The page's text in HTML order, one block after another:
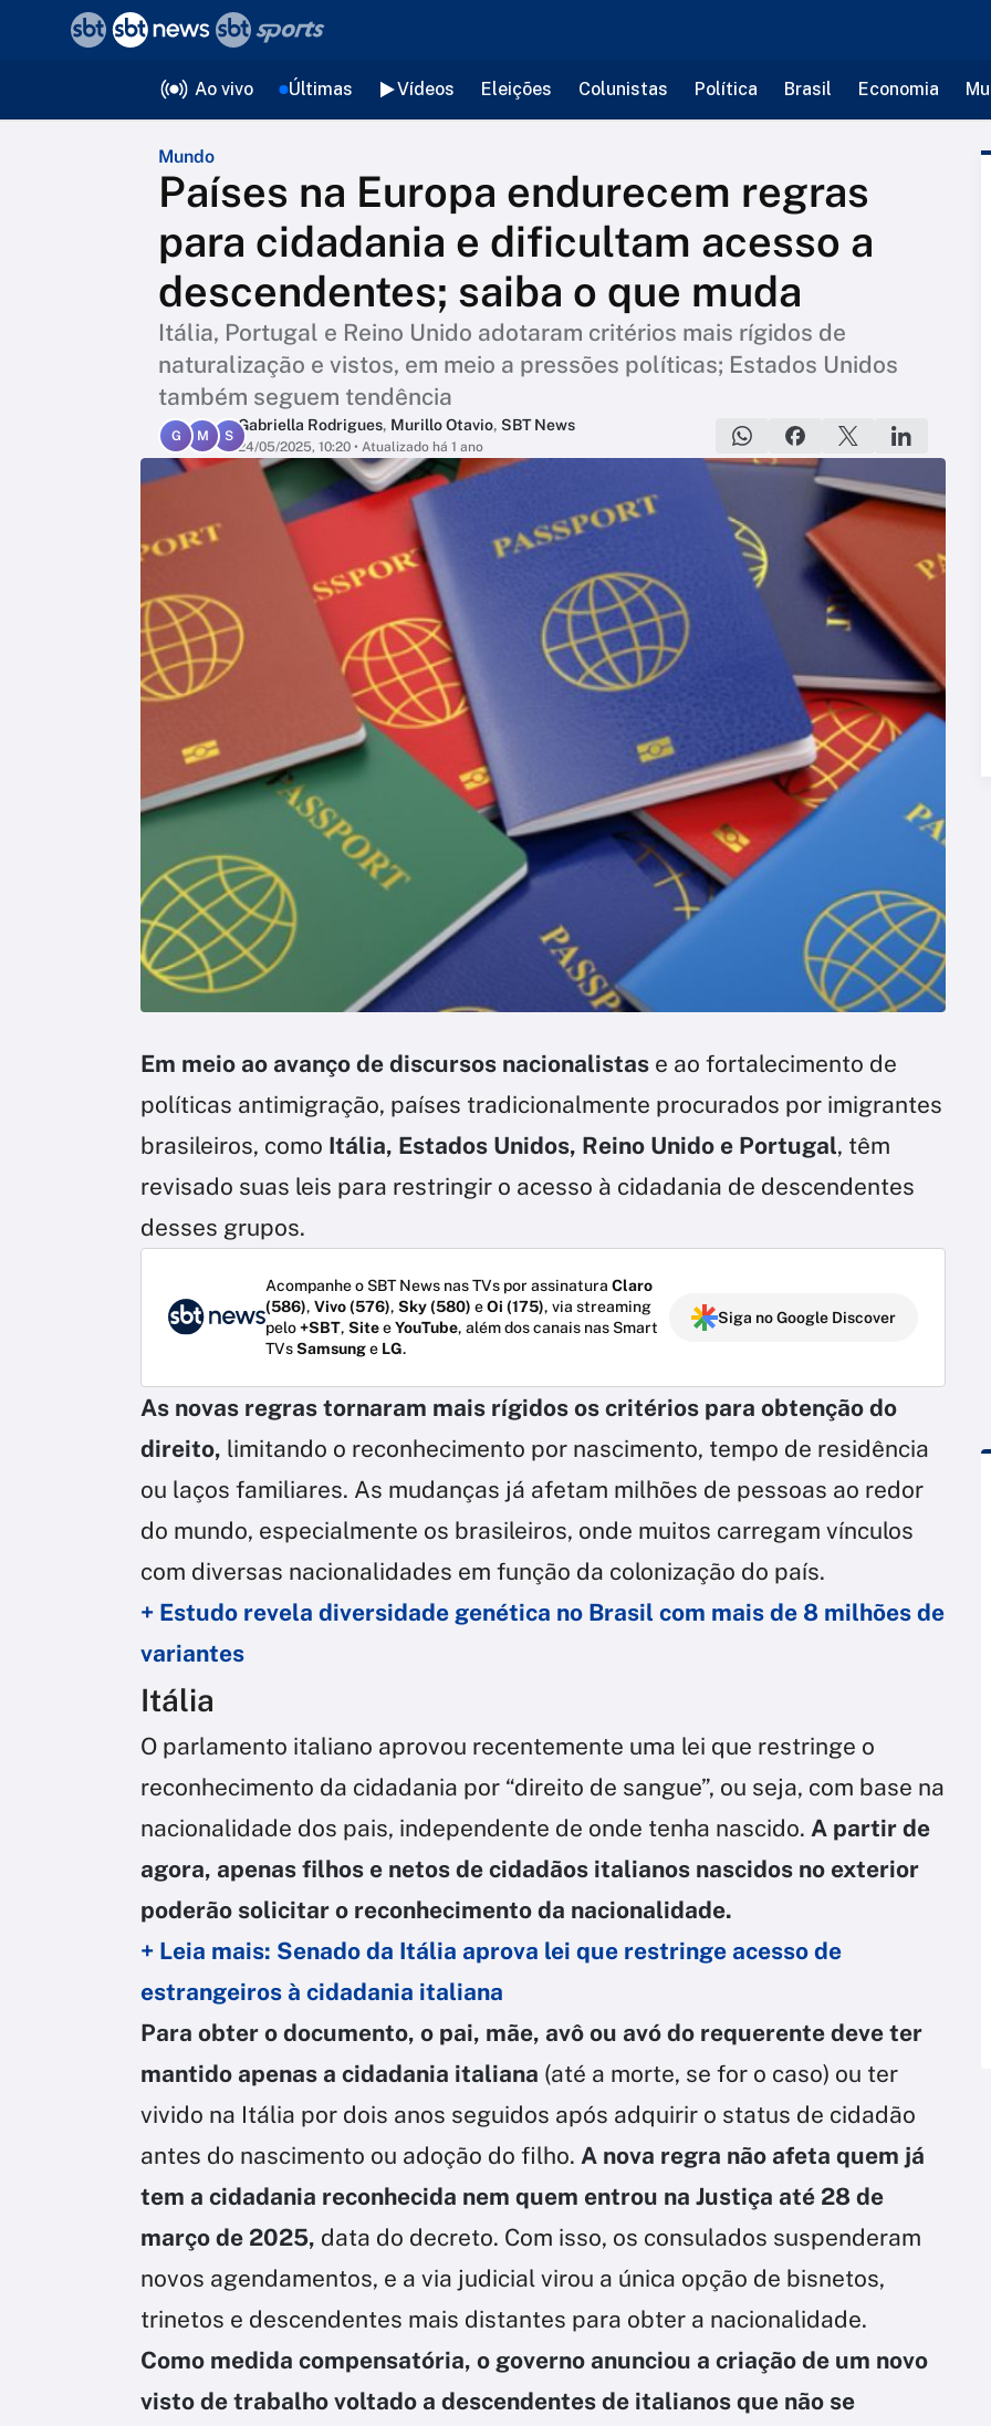
Ao vivo Últimas Vídeos Eleições Colunistas Política Brasil Economia
Mundo
Países na Europa endurecem regras
para cidadania e dificultam acesso a
descendentes; saiba o que muda
Itália, Portugal e Reino Unido adotaram critérios mais rígidos de
naturalização e vistos, em meio a pressões políticas; Estados Unidos
também seguem tendência
G M S
Gabriella Rodrigues, Murillo Otavio, SBT News
24/05/2025, 10:20 • Atualizado há 1 ano
Em meio ao avanço de discursos nacionalistas e ao fortalecimento de
políticas antimigração, países tradicionalmente procurados por imigrantes
brasileiros, como Itália, Estados Unidos, Reino Unido e Portugal, têm
revisado suas leis para restringir o acesso à cidadania de descendentes
desses grupos.
Acompanhe o SBT News nas TVs por assinatura Claro
(586), Vivo (576), Sky (580) eOi (175), via streaming
pelo+SBT, SiteeYouTube, além dos canais nas Smart
TVsSamsunge LG.
Siga no Google Discover
As novas regras tornaram mais rígidos os critérios para obtenção do
direito, limitando o reconhecimento por nascimento, tempo de residência
ou laços familiares. As mudanças já afetam milhões de pessoas ao redor
do mundo, especialmente os brasileiros, onde muitos carregam vínculos
com diversas nacionalidades em função da colonização do país.
+ Estudo revela diversidade genética no Brasil com mais de 8 milhões de
variantes
Itália
O parlamento italiano aprovou recentemente uma lei que restringe o
reconhecimento da cidadania por “direito de sangue”, ou seja, com base na
nacionalidade dos pais, independente de onde tenha nascido. A partir de
agora, apenas filhos e netos de cidadãos italianos nascidos no exterior
poderão solicitar o reconhecimento da nacionalidade.
+ Leia mais: Senado da Itália aprova lei que restringe acesso de
estrangeiros à cidadania italiana
Para obter o documento, o pai, mãe, avô ou avó do requerente deve ter
mantido apenas a cidadania italiana (até a morte, se for o caso) ou ter
vivido na Itália por dois anos seguidos após adquirir o status de cidadão
antes do nascimento ou adoção do filho. A nova regra não afeta quem já
tem a cidadania reconhecida nem quem entrou na Justiça até 28 de
março de 2025, data do decreto. Com isso, os consulados suspenderam
novos agendamentos, e a via judicial virou a única opção de bisnetos,
trinetos e descendentes mais distantes para obter a nacionalidade.
Como medida compensatória, o governo anunciou a criação de um novo
visto de trabalho voltado a descendentes de italianos que não se
voltar
Editorias